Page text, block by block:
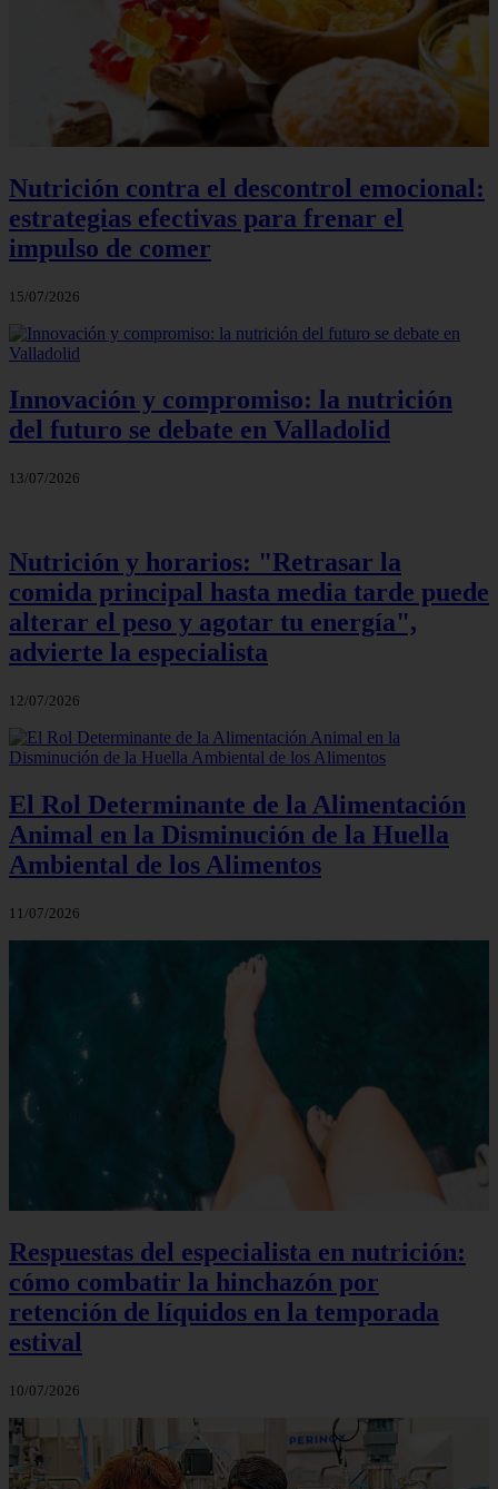
Nutrición contra el descontrol emocional:
estrategias efectivas para frenar el
impulso de comer
15/07/2026
Innovación y compromiso: la nutrición
del futuro se debate en Valladolid
13/07/2026
Nutrición y horarios: "Retrasar la
comida principal hasta media tarde puede
alterar el peso y agotar tu energía",
advierte la especialista
12/07/2026
El Rol Determinante de la Alimentación
Animal en la Disminución de la Huella
Ambiental de los Alimentos
11/07/2026
Respuestas del especialista en nutrición:
cómo combatir la hinchazón por
retención de líquidos en la temporada
estival
10/07/2026